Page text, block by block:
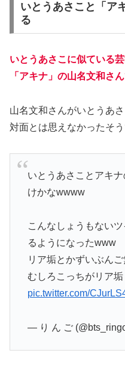
いとうあさこと「ア
る
いとうあさこに似ている
「アキナ」の山名文和さん
山名文和さんがいとうあ
対面とは思えなかったそう
いとうあさことアキ
けかなwwww
こんなしょうもない
るようになったwww
リア垢とかずいぶん
むしろこっちがリア垢
pic.twitter.com/
— り ん ご